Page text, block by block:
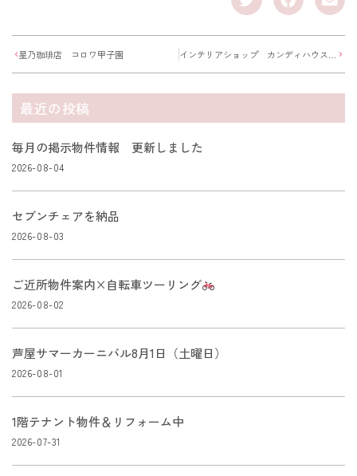
星乃珈琲店 コロワ甲子園
最近の投稿
毎月の掲示物件情報 更新しました
2026-08-04
セブンチェアを納品
2026-08-03
ご近所物件案内×自転車ツーリング
2026-08-02
芦屋サマーカーニバル8月1日（土曜日）
2026-08-01
1階テナント物件＆リフォーム中
2026-07-31